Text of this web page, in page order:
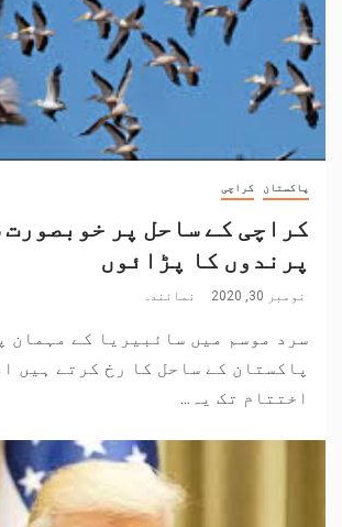
پاکستان کراچی
کراچی کے ساحل پر
پرندوں کا پڑائوں
نومبر 30, 2020 نمائندہ
سرد موسم میں سائبیریا کے مہمان
پاکستان کے ساحل کا رخ کرتے ہیں
اختتام تک یہ...